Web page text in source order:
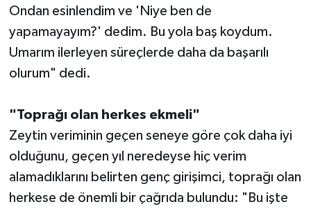
Ondan esinlendim ve 'Niye ben de
yapamayayım?' dedim. Bu yola baş koydum.
Umarım ilerleyen süreçlerde daha da başarılı
olurum" dedi.
"Toprağı olan herkes ekmeli"
Zeytin veriminin geçen seneye göre çok daha iyi
olduğunu, geçen yıl neredeyse hiç verim
alamadıklarını belirten genç girişimci, toprağı olan
herkese de önemli bir çağrıda bulundu: "Bu işte